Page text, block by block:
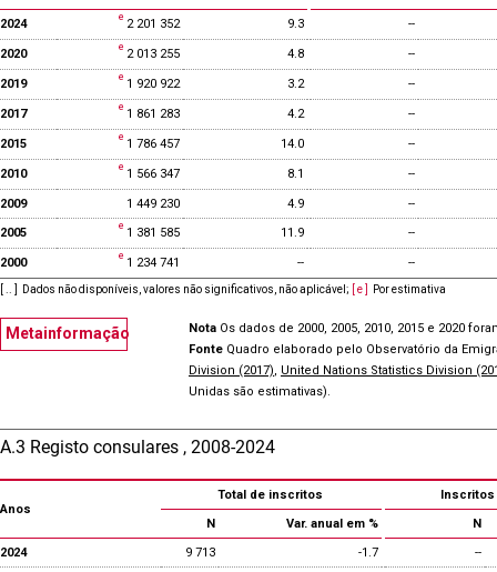
2024 2 201 352 9.3 --
2020 2 013 255 4.8 --
2019 1 920 922 3.2 --
2017 1 861 283 4.2 --
2015 1 786 457 14.0 --
2010 1 566 347 8.1 --
2009 1 449 230 4.9
--
2005
1 381 585 11.9 --
2000 1 234 741 -- --
Dados não disponíveis, valores não significativos, não aplicável ; [ e ] Por estimativa
Metainformação Nota Os dados de 2000, 2005, 2010, 2015 e 2020
Fonte Quadro elaborado pelo Observatório da
Division (2017), United Nations Statistics Division
Unidas são estimativas).
A.3 Registo consulares , 2008-2024
Anos
Total de inscritos
Inscritos
N
Var. anual em %
N
2024
9 713 -1.7 --